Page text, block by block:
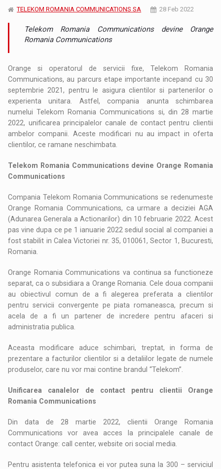
TELEKOM ROMANIA COMMUNICATIONS SA 28 Feb 2022
Telekom Romania Communications devine Orange
Romania Communications
Orange si operatorul de servicii fixe, Telekom Romania
Communications, au parcurs etape importante incepand cu 30
septembrie 2021, pentru le asigura clientilor si partenerilor o
experienta unitara. Astfel, compania anunta schimbarea
numelui Telekom Romania Communications si, din 28 martie
2022, unificarea principalelor canale de contact pentru clientii
ambelor companii. Aceste modificari nu au impact in oferta
clientilor, ce ramane neschimbata.
Telekom Romania Communications devine Orange Romania
Communications
Compania Telekom Romania Communications se redenumeste
Orange Romania Communications, ca urmare a deciziei AGA
(Adunarea Generala a Actionarilor) din 10 februarie 2022. Acest
pas vine dupa ce pe 1 ianuarie 2022 sediul social al companiei a
fost stabilit in Calea Victoriei nr. 35, 010061, Sector 1, Bucuresti,
Romania.
Orange Romania Communications va continua sa functioneze
separat, ca o subsidiara a Orange Romania. Cele doua companii
au obiectivul comun de a fi alegerea preferata a clientilor
pentru servicii convergente pe piata romaneasca, precum si
acela de a fi un partener de incredere pentru afaceri si
administratia publica.
Aceasta modificare aduce schimbari, treptat, in forma de
prezentare a facturilor clientilor si a detaliilor legate de numele
produselor, care nu vor mai contine brandul “Telekom”.
Unificarea canalelor de contact pentru clientii Orange
Romania Communications
Din data de 28 martie 2022, clientii Orange Romania
Communications vor avea acces la principalele canale de
contact Orange: call center, website ori social media.
Pentru asistenta telefonica ei vor putea suna la 300 – serviciul